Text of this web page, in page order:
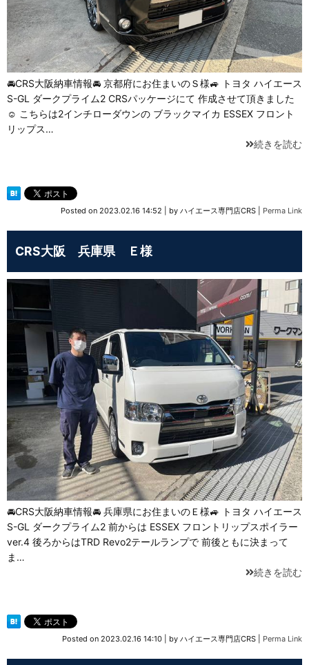
🚘CRS大阪納車情報🚘 京都府にお住まいのＳ様🚙 トヨタ ハイエース
S-GL ダークプライム2 CRSパッケージにて 作成させて頂きました
☺️ こちらは2インチローダウンの ブラックマイカ ESSEX フロント
リップス…
続きを読む
Posted on 2023.02.16 14:52 by ハイエース専門店CRS Perma Link
CRS大阪 兵庫県 Ｅ様
🚘CRS大阪納車情報🚘 兵庫県にお住まいのＥ様🚙 トヨタ ハイエース
S-GL ダークプライム2 前からは ESSEX フロントリップスポイラー
ver.4 後ろからはTRD Revo2テールランプで 前後ともに決まって
ま…
続きを読む
Posted on 2023.02.16 14:10 by ハイエース専門店CRS Perma Link